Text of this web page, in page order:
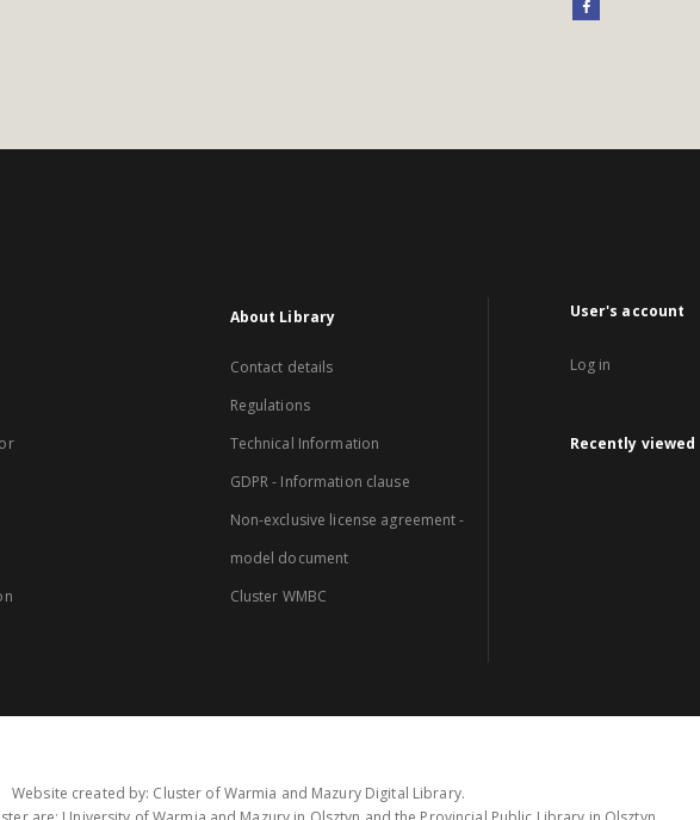
About Library
Contact details
Regulations
Technical Information
GDPR - Information clause
Non-exclusive license agreement -
model document
Cluster WMBC
User's account
Log in
Recently viewed
Website created by: Cluster of Warmia and Mazury Digital Library.